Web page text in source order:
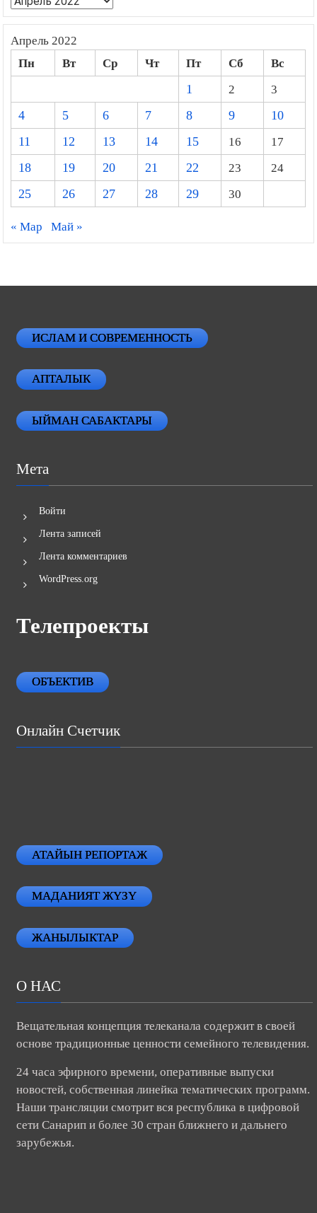
Апрель 2022
Пн Вт Ср Чт Пт Сб
Вс
1
2
3
4
5 6 7 8 9
10
11
12 13 14 15 16
17
18
19 20 21 22 23
24
25
26 27 28 29 30
« Мар Май »
ИСЛАМ И СОВРЕМЕННОСТЬ
АПТАЛЫК
ЫЙМАН САБАКТАРЫ
Мета
Войти
Лента записей
Лента комментариев
WordPress.org
Телепроекты
ОБЪЕКТИВ
Онлайн Счетчик
АТАЙЫН РЕПОРТАЖ
МАДАНИЯТ ЖҮЗҮ
ЖАНЫЛЫКТАР
О НАС
Вещательная концепция телеканала содержит в своей
основе традиционные ценности семейного телевидения.
24 часа эфирного времени, оперативные выпуски
новостей, собственная линейка тематических программ.
Наши трансляции смотрит вся республика в цифровой
сети Санарип и более 30 стран ближнего и дальнего
зарубежья.